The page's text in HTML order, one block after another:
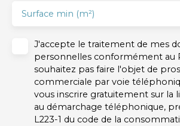
Surface min (m²)
J'accepte le traitement de mes
personnelles conformément au
souhaitez pas faire l'objet de
commerciale par voie
vous inscrire gratuitement sur la
au démarchage téléphonique,
L223-1 du code de la